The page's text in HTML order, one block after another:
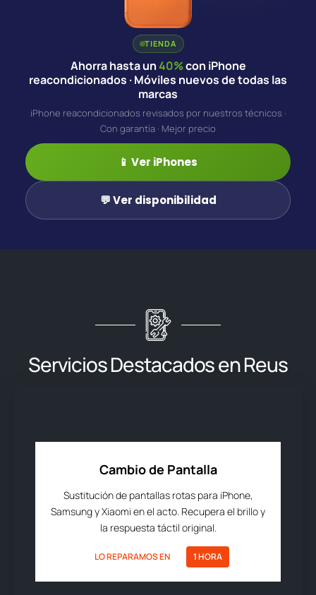
TIENDA
Ahorra hasta un40%con iPhone
reacondicionados · Móviles nuevos de todas las
marcas
iPhone reacondicionados revisados por nuestros técnicos ·
Con garantía · Mejor precio
📱 Ver iPhones
💬 Ver disponibilidad
Servicios Destacados en Reus
Cambio de Pantalla
Sustitución de pantallas rotas para iPhone,
Samsung y Xiaomi en el acto. Recupera el brillo y
la respuesta táctil original.
LO REPARAMOS EN 1 HORA